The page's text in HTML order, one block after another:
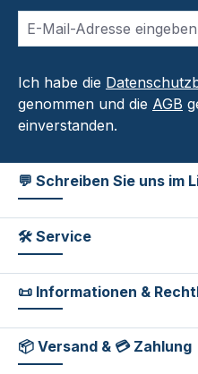
Ich habe die
genommen und die AGB
einverstanden.
💬 Schreiben Sie uns im
🛠 Service
📜 Informationen &
📦 Versand & 💳 Zahlung